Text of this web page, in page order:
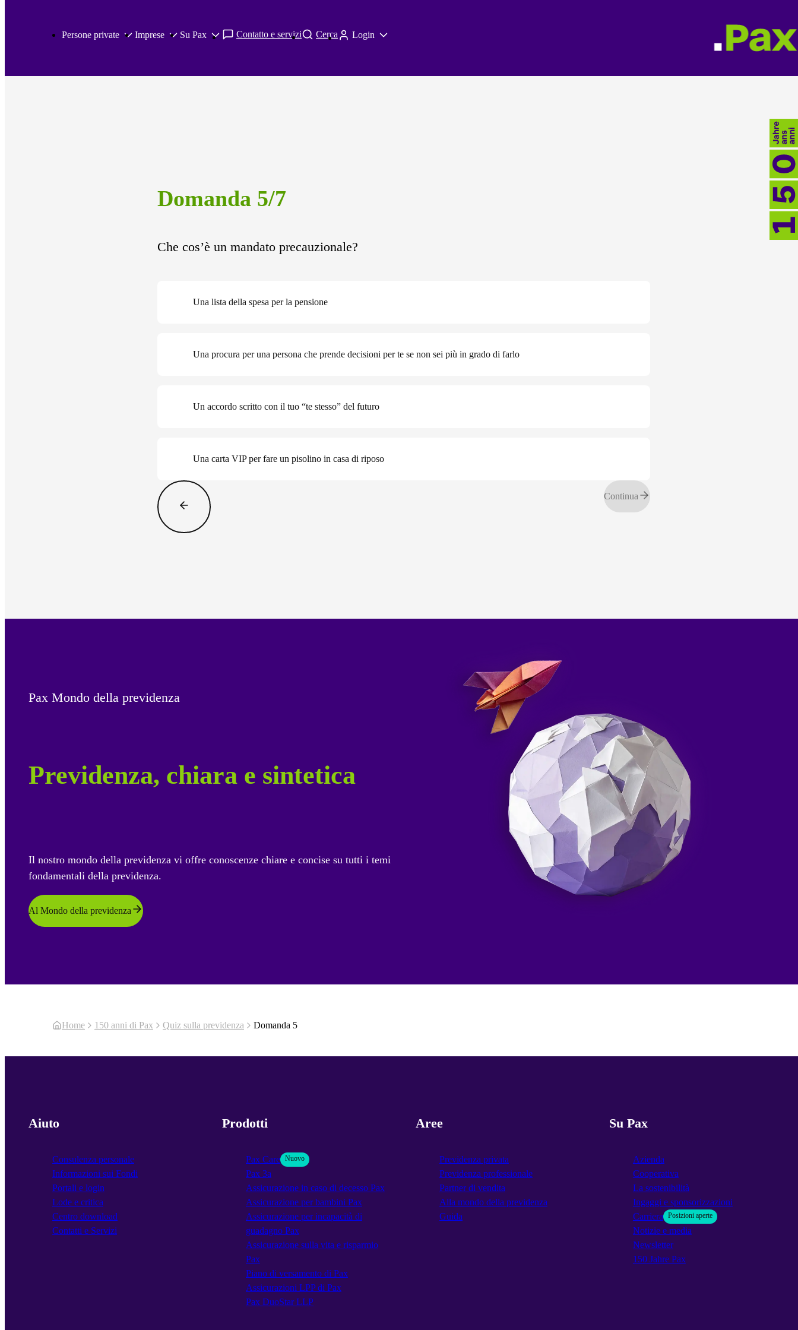
Persone private Imprese Su Pax Contatto e servizi Cerca Login
Domanda 5/7
Che cos’è un mandato precauzionale?
Una lista della spesa per la pensione
Una procura per una persona che prende decisioni per te se non sei più in grado di farlo
Un accordo scritto con il tuo “te stesso” del futuro
Una carta VIP per fare un pisolino in casa di riposo
Continua
Pax Mondo della previdenza
Previdenza, chiara e sintetica
Il nostro mondo della previdenza vi offre conoscenze chiare e concise su tutti i temi
fondamentali della previdenza.
Al Mondo della previdenza
Home 150 anni di Pax Quiz sulla previdenza Domanda 5
Aiuto
Consulenza personale
Informazioni sui Fondi
Portali e login
Lode e critica
Centro download
Contatti e Servizi
Prodotti
Pax Care Nuovo
Pax 3a
Assicurazione in caso di decesso Pax
Assicurazione per bambini Pax
Assicurazione per incapacità di
guadagno Pax
Assicurazione sulla vita e risparmio
Pax
Piano di versamento di Pax
Assicurazioni LPP di Pax
Pax DuoStar LLP
Aree
Previdenza privata
Previdenza professionale
Partner di vendita
Alla mondo della previdenza
Guida
Su Pax
Azienda
Cooperativa
La sostenibilità
Ingaggi e sponsorizzazioni
Carriera
Posizioni aperte
Notizie e media
Newsletter
150 Jahre Pax